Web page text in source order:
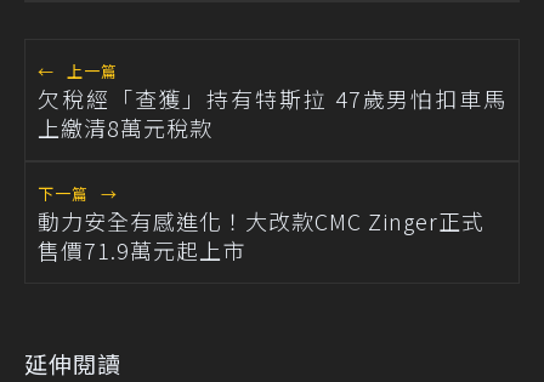
← 上一篇
欠稅經「查獲」持有特斯拉 47歲男怕扣車馬
上繳清8萬元稅款
下一篇 →
動力安全有感進化！大改款CMC Zinger正式
售價71.9萬元起上市
延伸閱讀